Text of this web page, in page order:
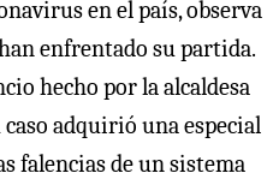
en el país, observa
enfrentado su partida.
hecho por la alcaldesa
caso adquirió una especial
falencias de un sistema